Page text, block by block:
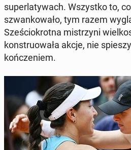
su­per­la­ty­wach. Wszyst­ko to,
szwan­ko­wa­ło, tym razem
Sze­ścio­krot­na mi­strzy­ni
kon­stru­owa­ła akcje, nie
koń­cze­niem.